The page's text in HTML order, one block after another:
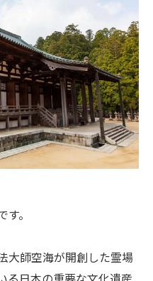
。
大師空海が開創した霊場